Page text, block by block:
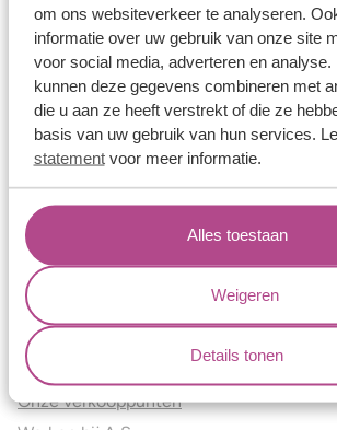
om ons websiteverkeer te analyseren.
informatie over uw gebruik van onze site
voor social media, adverteren en analyse.
kunnen deze gegevens combineren met
die u aan ze heeft verstrekt of die ze
basis van uw gebruik van hun services.
statementvoor meer informatie.
Alles toestaan
Weigeren
Details tonen
Over ons
Aller Spanninga
Historie
Certificaten
Blogs
Jouw voordelen
Conflictvrije Materialen
Oneindig veel mogelijkheden
Kwaliteit
Juweliers & Contact
Onze verkooppunten